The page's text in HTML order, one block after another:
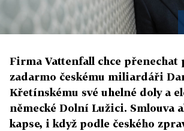
Firma Vattenfall chce přenechat
zadarmo českému miliardáři
Křetínskému své uhelné doly a
německé Dolní Lužici. Smlouva
kapse, i když podle českého